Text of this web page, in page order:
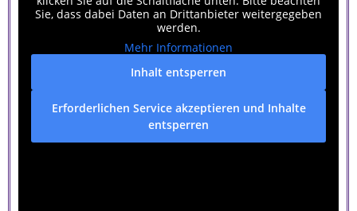
Sie, dass dabei Daten an Drittanbieter weitergegeben
werden.
Mehr Informationen
Inhalt entsperren
Erforderlichen Service akzeptieren und Inhalte
entsperren